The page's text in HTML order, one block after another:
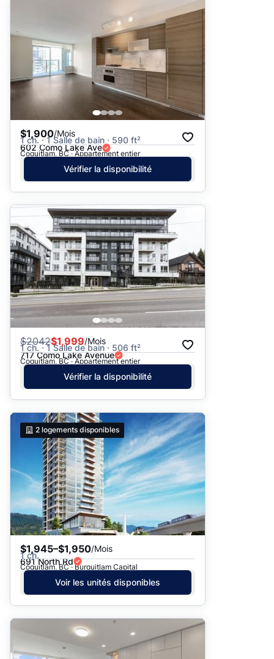
$1,900/Mois
1 ch. · 1 Salle de bain · 590 ft²
602 Como Lake Ave
Coquitlam, BC · Appartement entier
Vérifier la disponibilité
$2042$1,999/Mois
1 ch. · 1 Salle de bain · 506 ft²
717 Como Lake Avenue
Coquitlam, BC · Appartement entier
Vérifier la disponibilité
2 logements disponibles
$1,945–$1,950/Mois
1 ch.
691 North Rd
Coquitlam, BC · Burquitlam Capital
Voir les unités disponibles